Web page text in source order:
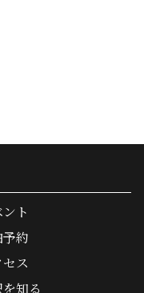
ト
約
ス
知る